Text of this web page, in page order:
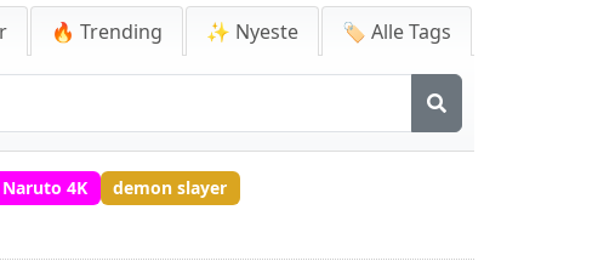
🔥 Trending ✨ Nyeste 🏷️ Alle Tags
Naruto 4K demon slayer